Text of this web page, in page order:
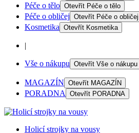
Péče o tělo Otevřít Péče o tělo
Péče o obličej Otevřít Péče o obličej
Kosmetika Otevřít Kosmetika
|
Vše o nákupu Otevřít Vše o nákupu
MAGAZÍN Otevřít MAGAZÍN
PORADNA Otevřít PORADNA
Holicí strojky na vousy